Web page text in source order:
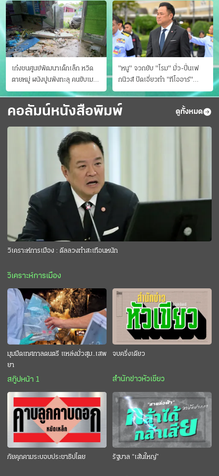
เก๋งชนศูนย์พัฒนาเด็กเล็ก หวิด
ตายหมู่ ผนังปูนพังทะลุ คนขับเมา
ยา
"หนู" จวกยับ "โรม" มั่ว-ปั่นเฟ
กนิวส์ ปัดเอี่ยวทํา "ทีโออาร์"
ต้นทางโกงสอบฉาว
คอลัมน์หนังสือพิมพ์ ดูทั้งหมด
วิเคราะห์การเมือง : ดีลลวงทำสะเทือนหนัก
วิเคราะห์การเมือง
มุมมืดเทศกาลดนตรี แหล่งมั่วสุม..เสพ
ยา
สกู๊ปหน้า 1
จบครึ่งเดียว
สำนักข่าวหัวเขียว
ภัยคุกคามระบอบประชาธิปไตย รัฐบาล “เส้นใหญ่”